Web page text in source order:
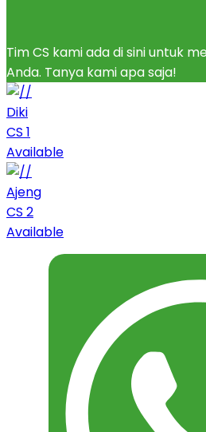
Tim CS kami ada di sini untuk
Anda. Tanya kami apa saja!
Diki
CS 1
Available
Ajeng
CS 2
Available